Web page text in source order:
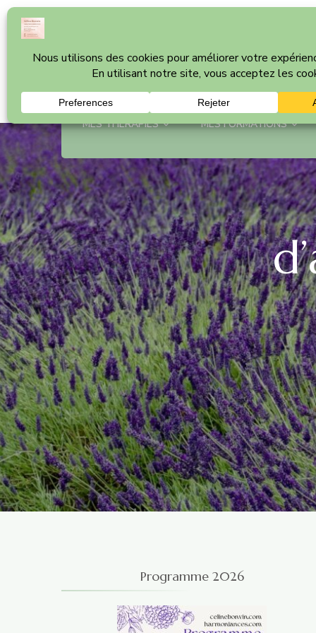
Cabinet thérapeutique à Nyon – Vaud
MES THÉRAPIES MES FORMATIONS
Programme 2026